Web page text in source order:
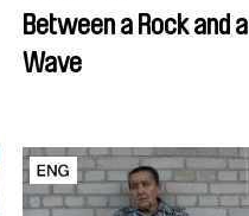
Between a Rock and a
Wave